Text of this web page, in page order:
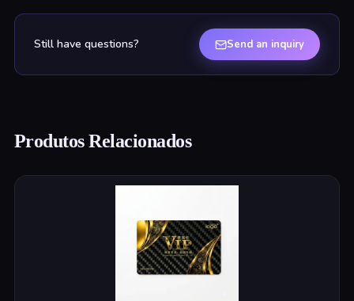
Still have questions? Send an inquiry
Produtos Relacionados